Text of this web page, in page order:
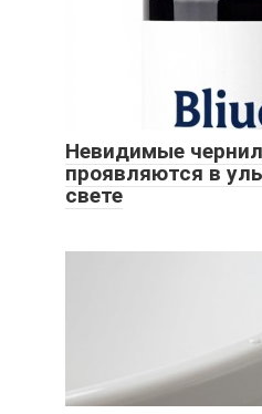
Невидимые
проявляются в
свете